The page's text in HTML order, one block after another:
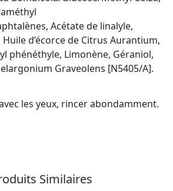
Acétate de linalyle,
d’écorce de Citrus Aurantium,
phénéthyle, Limonène, Géraniol,
Graveolens [N5405/A].
les yeux, rincer abondamment.
Similaires